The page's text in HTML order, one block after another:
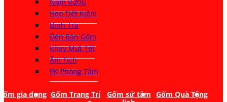
Heo Tiết Kiệm
Bình Trà
Đèn Bàn Gốm
Khay Mứt Tết
Ấm Tích
PK Phòng Tắm
gia dụng Gốm Trang Trí
Gốm sứ tâm Gốm Quà Tặng